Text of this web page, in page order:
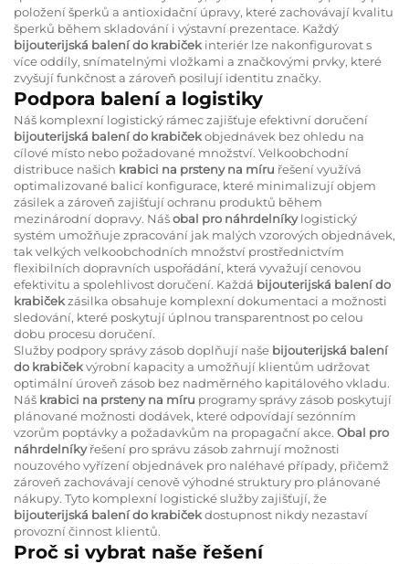
položení šperků a antioxidační úpravy, které zachovávají kvalitu
šperků během skladování i výstavní prezentace. Každý
bijouterijská balení do krabiček interiér lze nakonfigurovat s
více oddíly, snímatelnými vložkami a značkovými prvky, které
zvyšují funkčnost a zároveň posilují identitu značky.
Podpora balení a logistiky
Náš komplexní logistický rámec zajišťuje efektivní doručení
bijouterijská balení do krabičekobjednávek bez ohledu na
cílové místo nebo požadované množství. Velkoobchodní
distribuce našich krabici na prsteny na míru řešení využívá
optimalizované balicí konfigurace, které minimalizují objem
zásilek a zároveň zajišťují ochranu produktů během
mezinárodní dopravy. Nášobal pro náhrdelníkylogistický
systém umožňuje zpracování jak malých vzorových objednávek,
tak velkých velkoobchodních množství prostřednictvím
flexibilních dopravních uspořádání, která vyvažují cenovou
efektivitu a spolehlivost doručení. Každá bijouterijská balení do
krabičekzásilka obsahuje komplexní dokumentaci a možnosti
sledování, které poskytují úplnou transparentnost po celou
dobu procesu doručení.
Služby podpory správy zásob doplňují naše bijouterijská balení
do krabičekvýrobní kapacity a umožňují klientům udržovat
optimální úroveň zásob bez nadměrného kapitálového vkladu.
Náš krabici na prsteny na míru programy správy zásob poskytují
plánované možnosti dodávek, které odpovídají sezónním
vzorům poptávky a požadavkům na propagační akce. Obal pro
náhrdelníkyřešení pro správu zásob zahrnují možnosti
nouzového vyřízení objednávek pro naléhavé případy, přičemž
zároveň zachovávají cenově výhodné struktury pro plánované
nákupy. Tyto komplexní logistické služby zajišťují, že
bijouterijská balení do krabičekdostupnost nikdy nezastaví
provozní činnost klientů.
Proč si vybrat naše řešení